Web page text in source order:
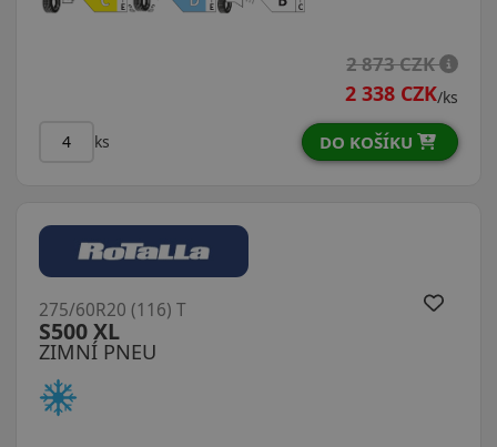
2 873 CZK
2 338 CZK/ks
ks DO KOŠÍKU
ZIMNÍ PNEU
S500 XL
275/60R20 (116) T